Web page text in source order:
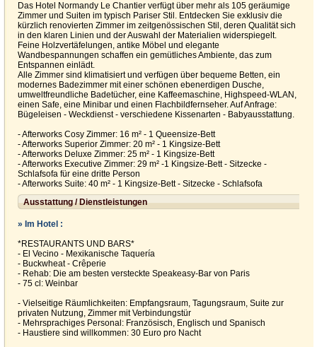
Das Hotel Normandy Le Chantier verfügt über mehr als 105 geräumige
Zimmer und Suiten im typisch Pariser Stil. Entdecken Sie exklusiv die
kürzlich renovierten Zimmer im zeitgenössischen Stil, deren Qualität sich
in den klaren Linien und der Auswahl der Materialien widerspiegelt.
Feine Holzvertäfelungen, antike Möbel und elegante
Wandbespannungen schaffen ein gemütliches Ambiente, das zum
Entspannen einlädt.
Alle Zimmer sind klimatisiert und verfügen über bequeme Betten, ein
modernes Badezimmer mit einer schönen ebenerdigen Dusche,
umweltfreundliche Badetücher, eine Kaffeemaschine, Highspeed-WLAN,
einen Safe, eine Minibar und einen Flachbildfernseher. Auf Anfrage:
Bügeleisen - Weckdienst - verschiedene Kissenarten - Babyausstattung.
- Afterworks Cosy Zimmer: 16 m² - 1 Queensize-Bett
- Afterworks Superior Zimmer: 20 m² - 1 Kingsize-Bett
- Afterworks Deluxe Zimmer: 25 m² - 1 Kingsize-Bett
- Afterworks Executive Zimmer: 29 m² -1 Kingsize-Bett - Sitzecke -
Schlafsofa für eine dritte Person
- Afterworks Suite: 40 m² - 1 Kingsize-Bett - Sitzecke - Schlafsofa
Ausstattung / Dienstleistungen
» Im Hotel :
*RESTAURANTS UND BARS*
- El Vecino - Mexikanische Taquería
- Buckwheat - Crêperie
- Rehab: Die am besten versteckte Speakeasy-Bar von Paris
- 75 cl: Weinbar
- Vielseitige Räumlichkeiten: Empfangsraum, Tagungsraum, Suite zur
privaten Nutzung, Zimmer mit Verbindungstür
- Mehrsprachiges Personal: Französisch, Englisch und Spanisch
- Haustiere sind willkommen: 30 Euro pro Nacht